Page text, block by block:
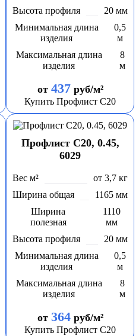
Высота профиля
20 мм
Минимальная длина
изделия
0,5
м
Максимальная длина
изделия
8
м
от 437руб/м²
Купить Профлист С20
Профлист С20, 0.45,
6029
Вес м²
от 3,7 кг
Ширина общая
1165 мм
Ширина
полезная
1110
мм
Высота профиля
20 мм
Минимальная длина
изделия
0,5
м
Максимальная длина
изделия
8
м
от 364руб/м²
Купить Профлист С20